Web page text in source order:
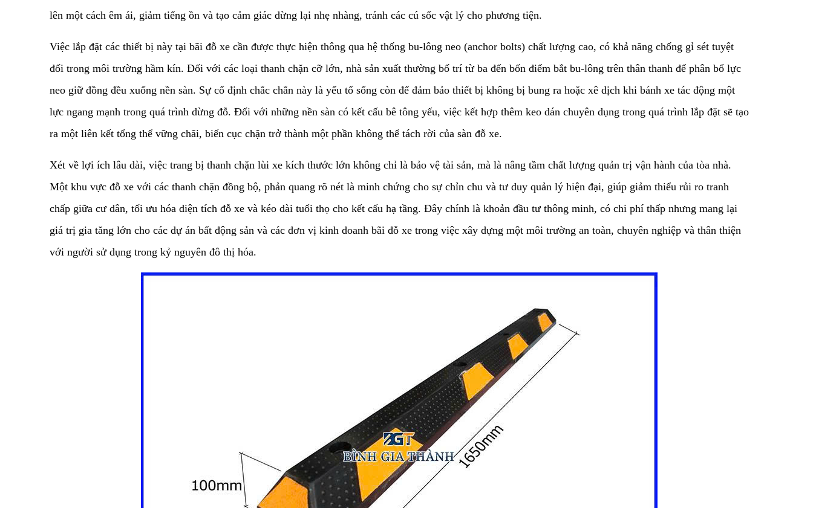
lên một cách êm ái, giảm tiếng ồn và tạo cảm giác dừng lại nhẹ nhàng, tránh các cú sốc vật lý cho phương tiện.
​Việc lắp đặt các thiết bị này tại bãi đỗ xe cần được thực hiện thông qua hệ thống bu-lông neo (anchor bolts) chất lượng cao, có khả năng chống gỉ sét tuyệt
đối trong môi trường hầm kín. Đối với các loại thanh chặn cỡ lớn, nhà sản xuất thường bố trí từ ba đến bốn điểm bắt bu-lông trên thân thanh để phân bổ lực
neo giữ đồng đều xuống nền sàn. Sự cố định chắc chắn này là yếu tố sống còn để đảm bảo thiết bị không bị bung ra hoặc xê dịch khi bánh xe tác động một
lực ngang mạnh trong quá trình dừng đỗ. Đối với những nền sàn có kết cấu bê tông yếu, việc kết hợp thêm keo dán chuyên dụng trong quá trình lắp đặt sẽ tạo
ra một liên kết tổng thể vững chãi, biến cục chặn trở thành một phần không thể tách rời của sàn đỗ xe.
​Xét về lợi ích lâu dài, việc trang bị thanh chặn lùi xe kích thước lớn không chỉ là bảo vệ tài sản, mà là nâng tầm chất lượng quản trị vận hành của tòa nhà.
Một khu vực đỗ xe với các thanh chặn đồng bộ, phản quang rõ nét là minh chứng cho sự chỉn chu và tư duy quản lý hiện đại, giúp giảm thiểu rủi ro tranh
chấp giữa cư dân, tối ưu hóa diện tích đỗ xe và kéo dài tuổi thọ cho kết cấu hạ tầng. Đây chính là khoản đầu tư thông minh, có chi phí thấp nhưng mang lại
giá trị gia tăng lớn cho các dự án bất động sản và các đơn vị kinh doanh bãi đỗ xe trong việc xây dựng một môi trường an toàn, chuyên nghiệp và thân thiện
với người sử dụng trong kỷ nguyên đô thị hóa.